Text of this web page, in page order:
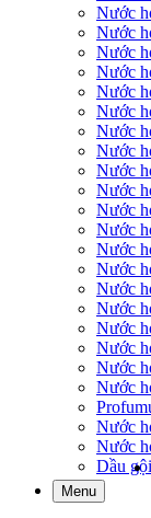
Nước
Nước
Nước
Nước
Nước
Nước
Nước
Nước
Nước
Nước
Nước
Nước
Nước
Nước
Nước
Nước
Nước
Nước
Nước
Nước
Nước
Nước
Dầu gội
Menu